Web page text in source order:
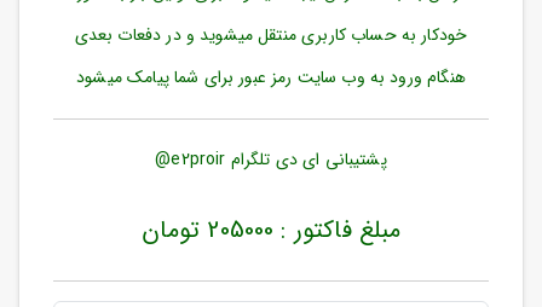
مندی
ها
خودکار به حساب کاربری منتقل میشوید و در دفعات بعدی
هنگام ورود به وب سایت رمز عبور برای شما پیامک میشود
پشتیبانی ای دی تلگرام e2proir@
مبلغ فاکتور : 205000 تومان